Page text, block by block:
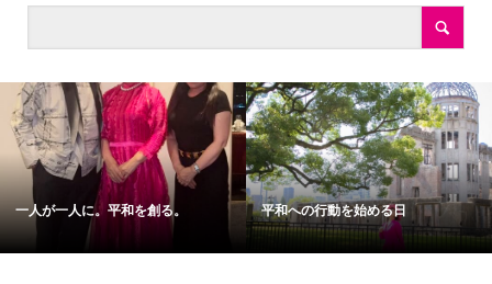
一人が一人に。平和を創る。 平和への行動を始める日